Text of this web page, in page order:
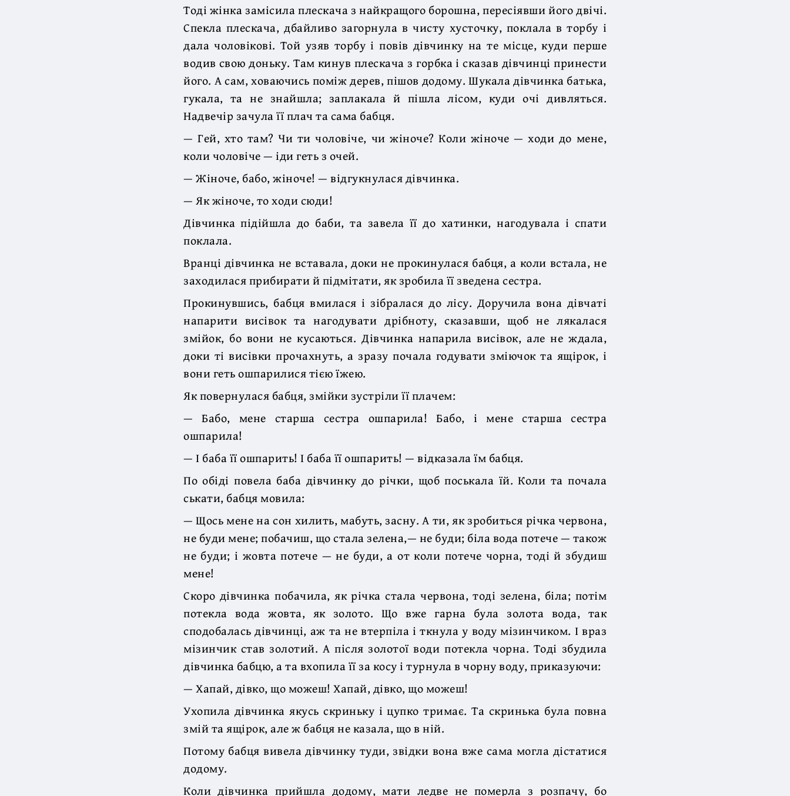
Тоді жінка замісила плескача з найкращого борошна, пересіявши його двічі.
Спекла плескача, дбайливо загорнула в чисту хусточку, поклала в торбу і
дала чоловікові. Той узяв торбу і повів дівчинку на те місце, куди перше
водив свою доньку. Там кинув плескача з горбка і сказав дівчинці принести
його. А сам, ховаючись поміж дерев, пішов додому. Шукала дівчинка батька,
гукала, та не знайшла; заплакала й пішла лісом, куди очі дивляться.
Надвечір зачула її плач та сама бабця.
— Гей, хто там? Чи ти чоловіче, чи жіноче? Коли жіноче — ходи до мене,
коли чоловіче — іди геть з очей.
— Жіноче, бабо, жіноче! — відгукнулася дівчинка.
— Як жіноче, то ходи сюди!
Дівчинка підійшла до баби, та завела її до хатинки, нагодувала і спати
поклала.
Вранці дівчинка не вставала, доки не прокинулася бабця, а коли встала, не
заходилася прибирати й підмітати, як зробила її зведена сестра.
Прокинувшись, бабця вмилася і зібралася до лісу. Доручила вона дівчаті
напарити висівок та нагодувати дрібноту, сказавши, щоб не лякалася
змійок, бо вони не кусаються. Дівчинка напарила висівок, але не ждала,
доки ті висівки прочахнуть, а зразу почала годувати зміючок та ящірок, і
вони геть ошпарилися тією їжею.
Як повернулася бабця, змійки зустріли її плачем:
— Бабо, мене старша сестра ошпарила! Бабо, і мене старша сестра
ошпарила!
— І баба її ошпарить! І баба її ошпарить! — відказала їм бабця.
По обіді повела баба дівчинку до річки, щоб поськала їй. Коли та почала
ськати, бабця мовила:
— Щось мене на сон хилить, мабуть, засну. А ти, як зробиться річка червона,
не буди мене; побачиш, що стала зелена,— не буди; біла вода потече — також
не буди; і жовта потече — не буди, а от коли потече чорна, тоді й збудиш
мене!
Скоро дівчинка побачила, як річка стала червона, тоді зелена, біла; потім
потекла вода жовта, як золото. Що вже гарна була золота вода, так
сподобалась дівчинці, аж та не втерпіла і ткнула у воду мізинчиком. І враз
мізинчик став золотий. А після золотої води потекла чорна. Тоді збудила
дівчинка бабцю, а та вхопила її за косу і турнула в чорну воду, приказуючи:
— Хапай, дівко, що можеш! Хапай, дівко, що можеш!
Ухопила дівчинка якусь скриньку і цупко тримає. Та скринька була повна
змій та ящірок, але ж бабця не казала, що в ній.
Потому бабця вивела дівчинку туди, звідки вона вже сама могла дістатися
додому.
Коли дівчинка прийшла додому, мати ледве не померла з розпачу, бо